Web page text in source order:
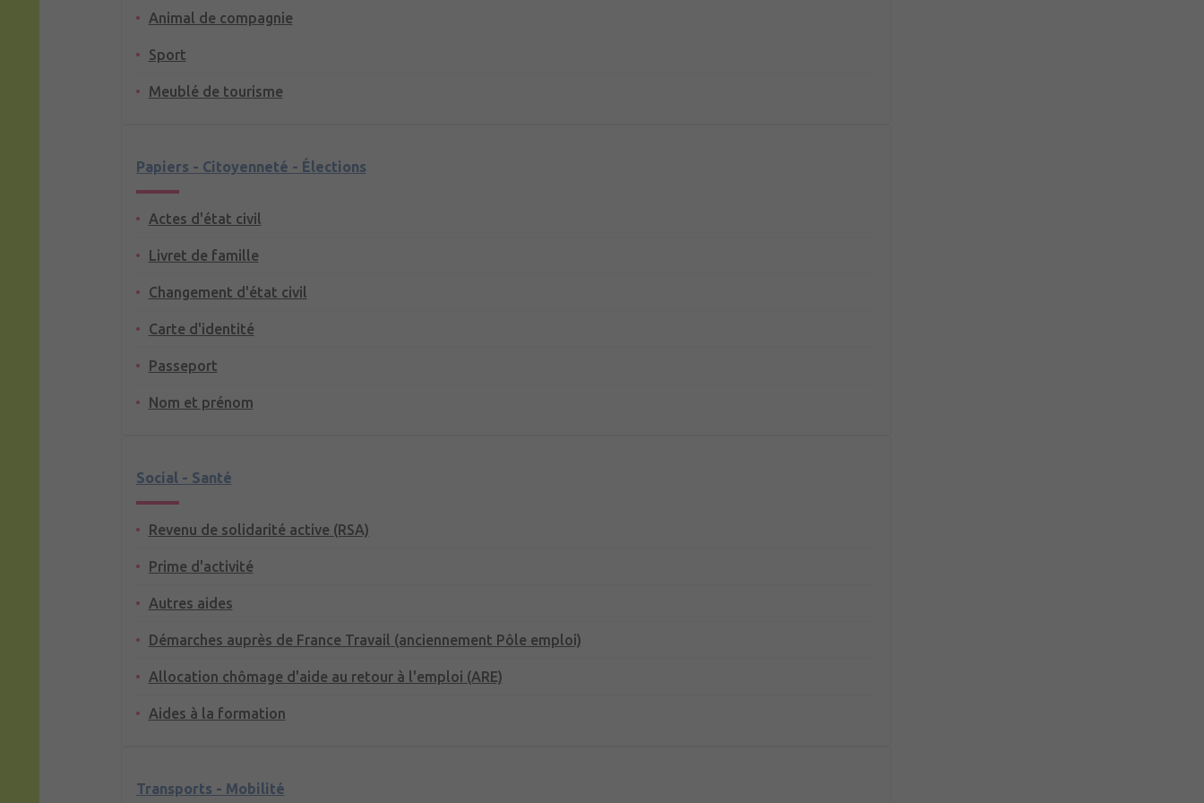
Animal de compagnie
Sport
Meublé de tourisme
Papiers - Citoyenneté - Élections
Actes d'état civil
Livret de famille
Changement d'état civil
Carte d'identité
Passeport
Nom et prénom
Social - Santé
Revenu de solidarité active (RSA)
Prime d'activité
Autres aides
Démarches auprès de France Travail (anciennement Pôle emploi)
Allocation chômage d'aide au retour à l'emploi (ARE)
Aides à la formation
Transports - Mobilité